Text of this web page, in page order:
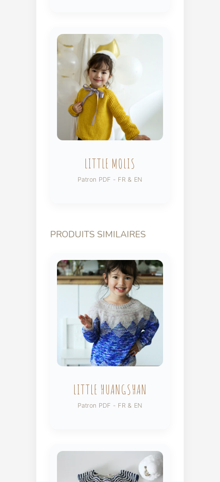
LITTLE MOLIS
Patron PDF - FR & EN
PRODUITS SIMILAIRES
LITTLE HUANGSHAN
Patron PDF - FR & EN